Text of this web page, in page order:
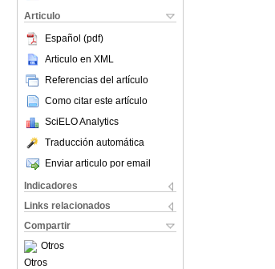
Articulo
Español (pdf)
Articulo en XML
Referencias del artículo
Como citar este artículo
SciELO Analytics
Traducción automática
Enviar articulo por email
Indicadores
Links relacionados
Compartir
Otros
Otros